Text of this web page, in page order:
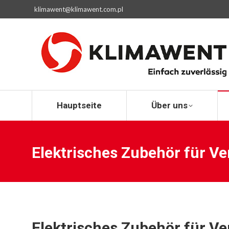
klimawent@klimawent.com.pl
Hauptseite Über uns
Elektrisches Zubehör für